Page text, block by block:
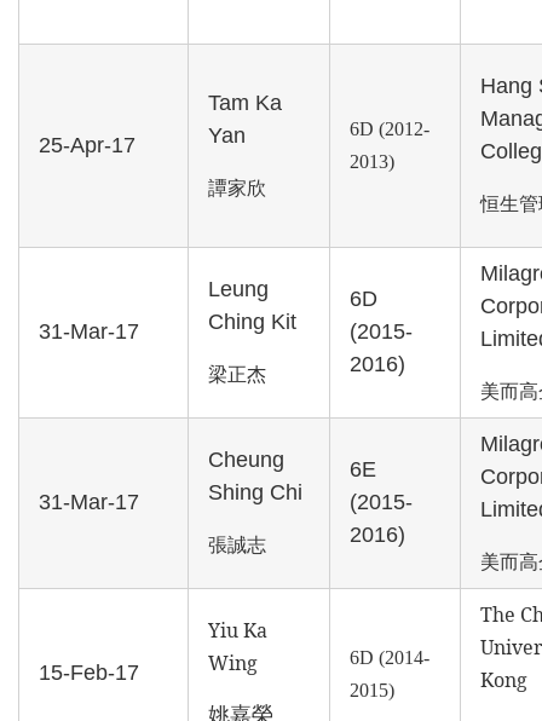
25-Apr-17
Tam Ka
Yan
譚家欣
6D (2012-
2013)
Hang
恒生
31-Mar-17
Leung
Ching Kit
梁正杰
6D
(2015-
2016)
美而
31-Mar-17
Cheung
Shing Chi
張誠志
6E
(2015-
2016)
美而
15-Feb-17
Yiu Ka
Wing
姚嘉榮
6D (2014-
2015)
The
Kong